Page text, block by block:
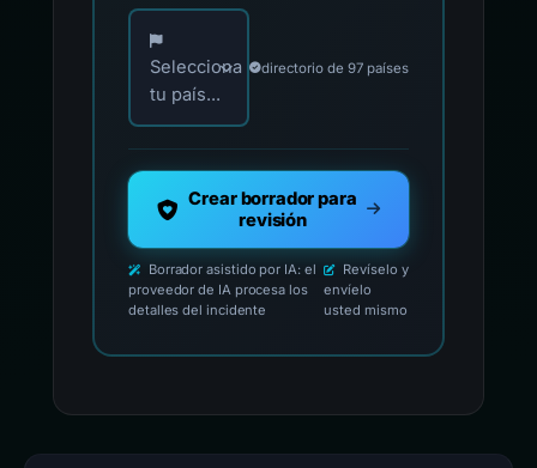
Elija su país para los contactos oficiales de
Selecciona
tu país...
directorio de 97 países
Crear borrador para
revisión
Borrador asistido por IA: el
proveedor de IA procesa los
detalles del incidente
Revíselo y
envíelo
usted mismo